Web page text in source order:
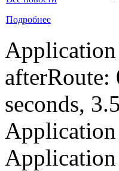
Подробнее
Application
afterRoute:
seconds,
Application